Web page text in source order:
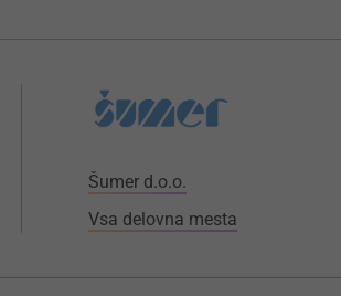
Šumer d.o.o.
Vsa delovna mesta